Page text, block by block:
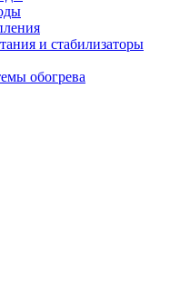
и стабилизаторы
обогрева